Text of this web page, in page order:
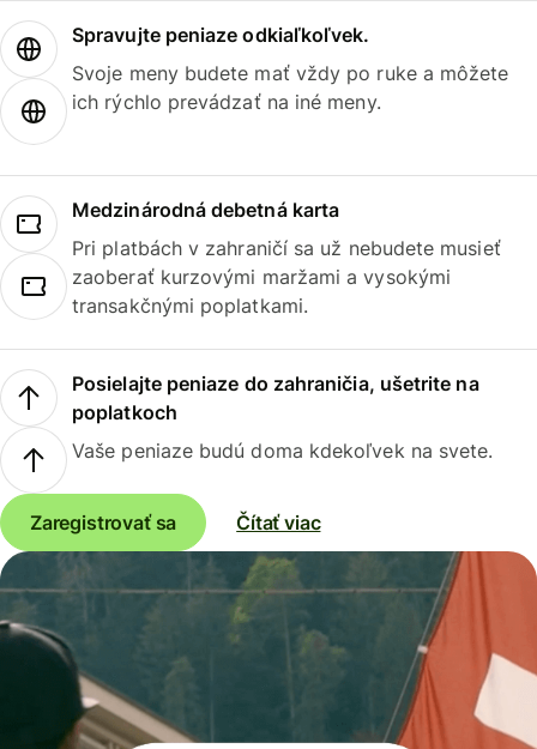
Spravujte peniaze odkiaľkoľvek.
Svoje meny budete mať vždy po ruke a môžete
ich rýchlo prevádzať na iné meny.
Medzinárodná debetná karta
Pri platbách v zahraničí sa už nebudete musieť
zaoberať kurzovými maržami a vysokými
transakčnými poplatkami.
Posielajte peniaze do zahraničia, ušetrite na
poplatkoch
Vaše peniaze budú doma kdekoľvek na svete.
Zaregistrovať sa Čítať viac